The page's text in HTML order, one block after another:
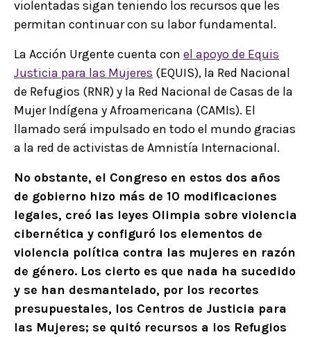
violentadas sigan teniendo los recursos que les
permitan continuar con su labor fundamental.
La Acción Urgente cuenta con el apoyo de Equis
Justicia para las Mujeres (EQUIS), la Red Nacional
de Refugios (RNR) y la Red Nacional de Casas de la
Mujer Indígena y Afroamericana (CAMIs). El
llamado será impulsado en todo el mundo gracias
a la red de activistas de Amnistía Internacional.
No obstante, el Congreso en estos dos años
de gobierno hizo más de 10 modificaciones
legales, creó las leyes Olimpia sobre violencia
cibernética y configuró los elementos de
violencia política contra las mujeres en razón
de género. Los cierto es que nada ha sucedido
y se han desmantelado, por los recortes
presupuestales, los Centros de Justicia para
las Mujeres; se quitó recursos a los Refugios